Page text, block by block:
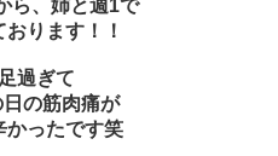
ら、姉と週1で
ります！！
過ぎて
の筋肉痛が
かったです笑